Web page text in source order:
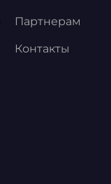
Партнерам
Контакты